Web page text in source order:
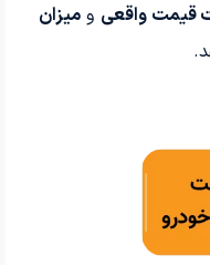
قیمت واقعی ومیزان